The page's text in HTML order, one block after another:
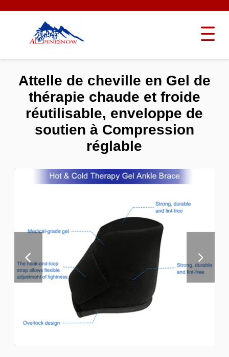
Attelle de cheville en Gel de
thérapie chaude et froide
réutilisable, enveloppe de
soutien à Compression
réglable